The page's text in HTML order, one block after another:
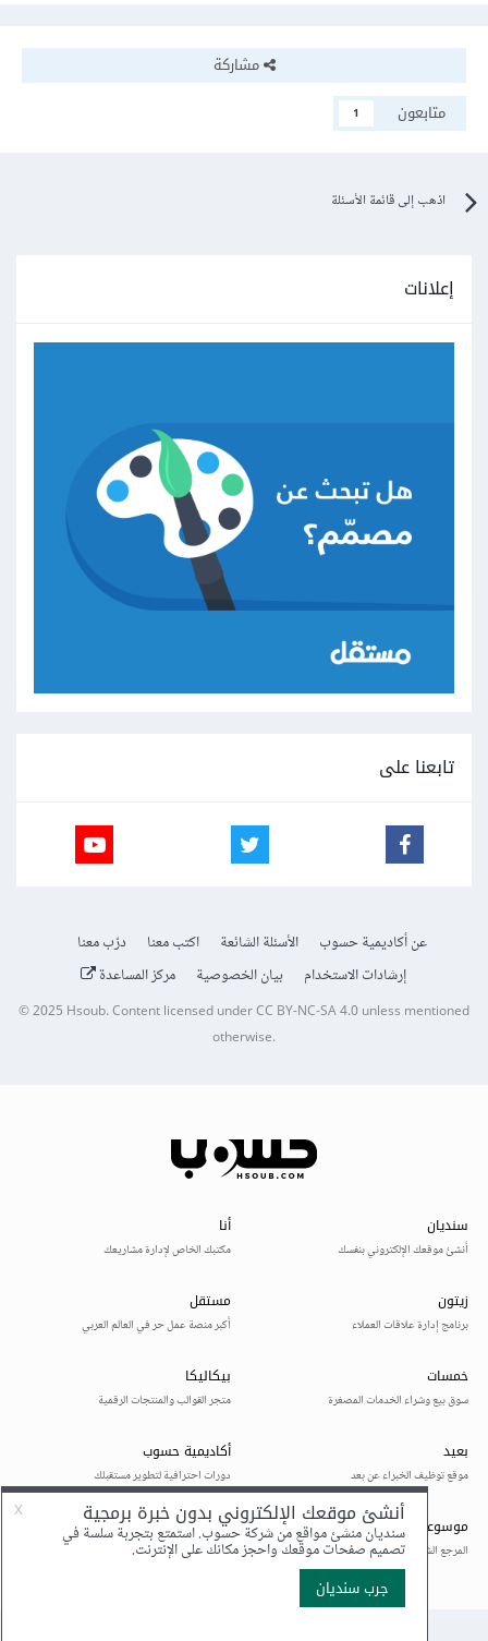
مشاركة
متابعون
1
اذهب إلى قائمة الأسئلة
إعلانات
تابعنا على
عن أكاديمية حسوب الأسئلة الشائعة اكتب معنا
درّب معنا
إرشادات الاستخدام
بيان الخصوصية مركز المساعدة
© 2025Hsoub.Content licensed underCC BY-NC-SA 4.0unless mentioned
otherwise.